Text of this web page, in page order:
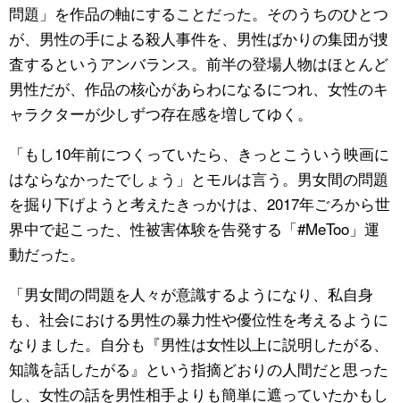
問題」を作品の軸にすることだった。そのうちのひとつ
が、男性の手による殺人事件を、男性ばかりの集団が捜
査するというアンバランス。前半の登場人物はほとんど
男性だが、作品の核心があらわになるにつれ、女性のキ
ャラクターが少しずつ存在感を増してゆく。
「もし10年前につくっていたら、きっとこういう映画に
はならなかったでしょう」とモルは言う。男女間の問題
を掘り下げようと考えたきっかけは、2017年ごろから世
界中で起こった、性被害体験を告発する「#MeToo」運
動だった。
「男女間の問題を人々が意識するようになり、私自身
も、社会における男性の暴力性や優位性を考えるように
なりました。自分も『男性は女性以上に説明したがる、
知識を話したがる』という指摘どおりの人間だと思った
し、女性の話を男性相手よりも簡単に遮っていたかもし